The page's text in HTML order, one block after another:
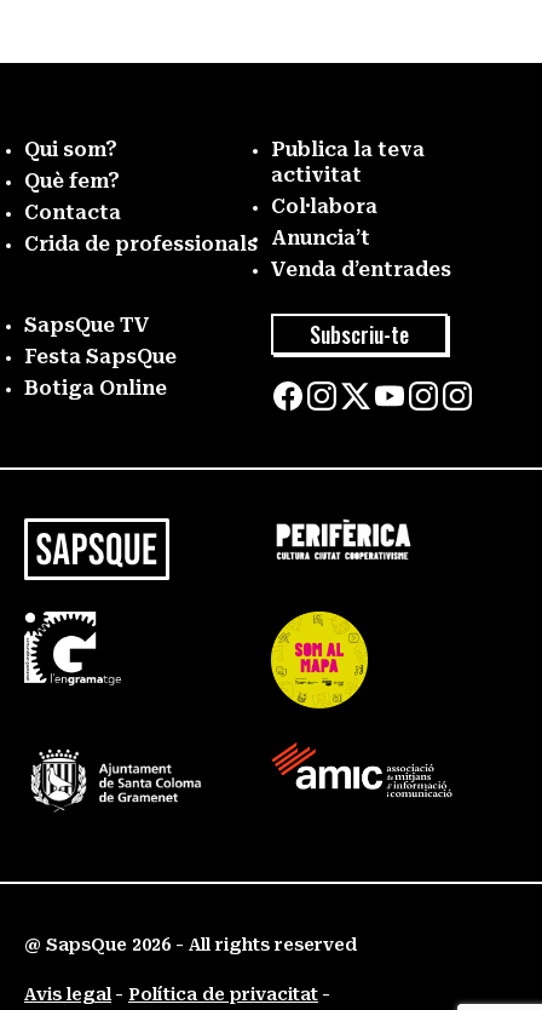
Qui som?
Què fem?
Contacta
Crida de professionals
Publica la teva
activitat
Col·labora
Anuncia’t
Venda d’entrades
SapsQue TV
Festa SapsQue
Botiga Online
Subscriu-te
@ SapsQue 2026 - All rights reserved
Avis legal Política de privacitat